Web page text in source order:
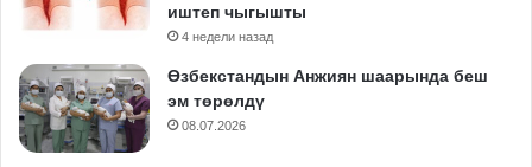
иштеп чыгышты
4 недели назад
Өзбекстандын Анжиян шаарында беш
эм төрөлдү
08.07.2026